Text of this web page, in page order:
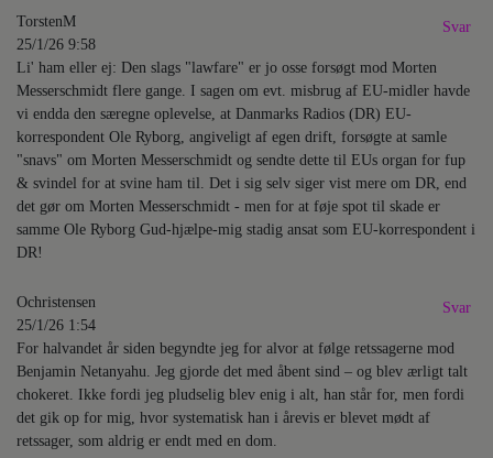
TorstenM
25/1/26 9:58
Li' ham eller ej: Den slags "lawfare" er jo osse forsøgt mod Morten
Messerschmidt flere gange. I sagen om evt. misbrug af EU-midler havde
vi endda den særegne oplevelse, at Danmarks Radios (DR) EU-
korrespondent Ole Ryborg, angiveligt af egen drift, forsøgte at samle
"snavs" om Morten Messerschmidt og sendte dette til EUs organ for fup
& svindel for at svine ham til. Det i sig selv siger vist mere om DR, end
det gør om Morten Messerschmidt - men for at føje spot til skade er
samme Ole Ryborg Gud-hjælpe-mig stadig ansat som EU-korrespondent i
DR!
Svar
Ochristensen
25/1/26 1:54
For halvandet år siden begyndte jeg for alvor at følge retssagerne mod
Benjamin Netanyahu. Jeg gjorde det med åbent sind – og blev ærligt talt
chokeret. Ikke fordi jeg pludselig blev enig i alt, han står for, men fordi
det gik op for mig, hvor systematisk han i årevis er blevet mødt af
retssager, som aldrig er endt med en dom.
Svar